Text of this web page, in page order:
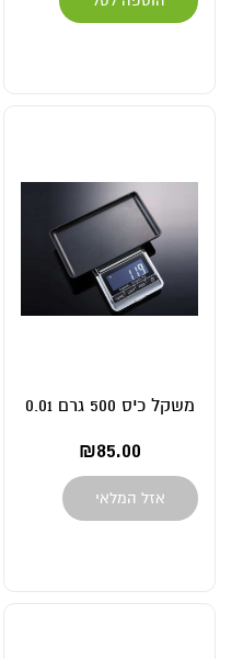
משקל כיס 500 גרם 0.01
₪85.00
אזל המלאי